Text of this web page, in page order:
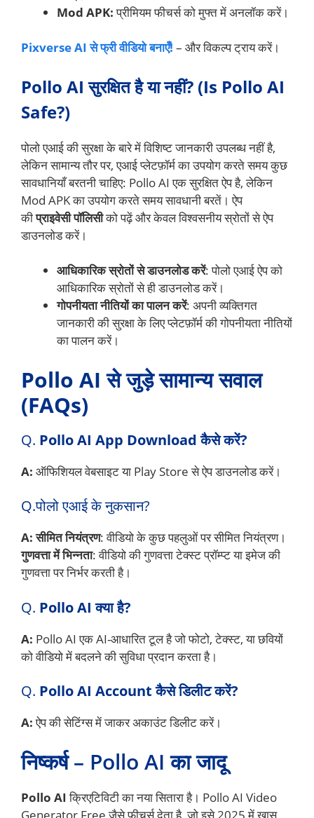
Mod APK:प्रीमियम फीचर्स को मुफ्त में अनलॉक करें।
Pixverse AI से फ्री वीडियो बनाएँ! – और विकल्प ट्राय करें।
Pollo AI सुरक्षित है या नहीं? (Is Pollo AI
Safe?)
पोलो एआई की सुरक्षा के बारे में विशिष्ट जानकारी उपलब्ध नहीं है,
लेकिन सामान्य तौर पर, एआई प्लेटफ़ॉर्म का उपयोग करते समय कुछ
सावधानियाँ बरतनी चाहिए: Pollo AI एक सुरक्षित ऐप है, लेकिन
Mod APK का उपयोग करते समय सावधानी बरतें। ऐप
कीप्राइवेसी पॉलिसीको पढ़ें और केवल विश्वसनीय स्रोतों से ऐप
डाउनलोड करें।
आधिकारिक स्रोतों से डाउनलोड करें: पोलो एआई ऐप को
आधिकारिक स्रोतों से ही डाउनलोड करें।
गोपनीयता नीतियों का पालन करें: अपनी व्यक्तिगत
जानकारी की सुरक्षा के लिए प्लेटफ़ॉर्म की गोपनीयता नीतियों
का पालन करें।
Pollo AI से जुड़े सामान्य सवाल
(FAQs)
Q. Pollo AI App Download कैसे करें?
A: ऑफिशियल वेबसाइट या Play Store से ऐप डाउनलोड करें।
Q.पोलो एआई के नुकसान?
A: सीमित नियंत्रण: वीडियो के कुछ पहलुओं पर सीमित नियंत्रण।
गुणवत्ता में भिन्नता: वीडियो की गुणवत्ता टेक्स्ट प्रॉम्प्ट या इमेज की
गुणवत्ता पर निर्भर करती है।
Q. Pollo AI क्या है?
A: Pollo AI एक AI-आधारित टूल है जो फोटो, टेक्स्ट, या छवियों
को वीडियो में बदलने की सुविधा प्रदान करता है।
Q. Pollo AI Account कैसे डिलीट करें?
A:ऐप की सेटिंग्स में जाकर अकाउंट डिलीट करें।
निष्कर्ष – Pollo AI का जादू
Pollo AI क्रिएटिविटी का नया सितारा है। Pollo AI Video
Generator Free जैसे फीचर्स देता है, जो इसे 2025 में खास